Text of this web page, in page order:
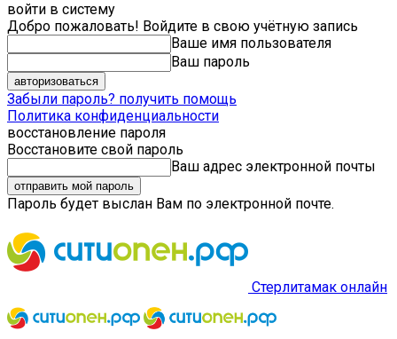
войти в систему
Добро пожаловать! Войдите в свою учётную запись
Ваше имя пользователя
Ваш пароль
Забыли пароль? получить помощь
Политика конфиденциальности
восстановление пароля
Восстановите свой пароль
Ваш адрес электронной почты
Пароль будет выслан Вам по электронной почте.
Стерлитамак онлайн